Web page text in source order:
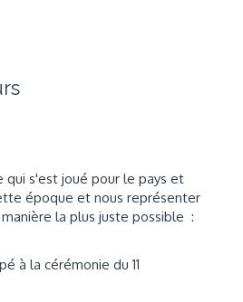
qui s'est joué pour le pays et
époque et nous représenter
la plus juste possible :
à la cérémonie du 11